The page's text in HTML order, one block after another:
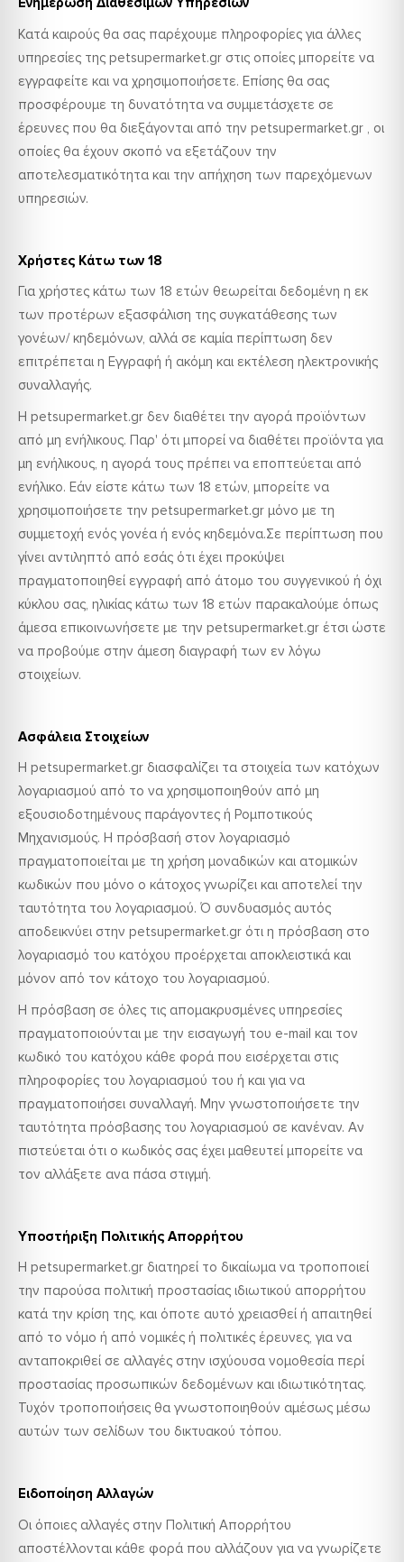
Κατά καιρούς θα σας παρέχουμε πληροφορίες για άλλες
υπηρεσίες της petsupermarket.gr στις οποίες μπορείτε να
εγγραφείτε και να χρησιμοποιήσετε. Επίσης θα σας
προσφέρουμε τη δυνατότητα να συμμετάσχετε σε
έρευνες που θα διεξάγονται από την petsupermarket.gr , οι
οποίες θα έχουν σκοπό να εξετάζουν την
αποτελεσματικότητα και την απήχηση των παρεχόμενων
υπηρεσιών.
Χρήστες Κάτω των 18
Για χρήστες κάτω των 18 ετών θεωρείται δεδομένη η εκ
των προτέρων εξασφάλιση της συγκατάθεσης των
γονέων/ κηδεμόνων, αλλά σε καμία περίπτωση δεν
επιτρέπεται η Εγγραφή ή ακόμη και εκτέλεση ηλεκτρονικής
συναλλαγής.
Η petsupermarket.gr δεν διαθέτει την αγορά προϊόντων
από μη ενήλικους. Παρ' ότι μπορεί να διαθέτει προϊόντα για
μη ενήλικους, η αγορά τους πρέπει να εποπτεύεται από
ενήλικο. Εάν είστε κάτω των 18 ετών, μπορείτε να
χρησιμοποιήσετε την petsupermarket.gr μόνο με τη
συμμετοχή ενός γονέα ή ενός κηδεμόνα.Σε περίπτωση που
γίνει αντιληπτό από εσάς ότι έχει προκύψει
πραγματοποιηθεί εγγραφή από άτομο του συγγενικού ή όχι
κύκλου σας, ηλικίας κάτω των 18 ετών παρακαλούμε όπως
άμεσα επικοινωνήσετε με την petsupermarket.gr έτσι ώστε
να προβούμε στην άμεση διαγραφή των εν λόγω
στοιχείων.
Ασφάλεια Στοιχείων
Η petsupermarket.gr διασφαλίζει τα στοιχεία των κατόχων
λογαριασμού από το να χρησιμοποιηθούν από μη
εξουσιοδοτημένους παράγοντες ή Ρομποτικούς
Μηχανισμούς. Η πρόσβασή στον λογαριασμό
πραγματοποιείται με τη χρήση μοναδικών και ατομικών
κωδικών που μόνο ο κάτοχος γνωρίζει και αποτελεί την
ταυτότητα του λογαριασμού. Ό συνδυασμός αυτός
αποδεικνύει στην petsupermarket.gr ότι η πρόσβαση στο
λογαριασμό του κατόχου προέρχεται αποκλειστικά και
μόνον από τον κάτοχο του λογαριασμού.
Η πρόσβαση σε όλες τις απομακρυσμένες υπηρεσίες
πραγματοποιούνται με την εισαγωγή του e-mail και τον
κωδικό του κατόχου κάθε φορά που εισέρχεται στις
πληροφορίες του λογαριασμού του ή και για να
πραγματοποιήσει συναλλαγή. Μην γνωστοποιήσετε την
ταυτότητα πρόσβασης του λογαριασμού σε κανέναν. Αν
πιστεύεται ότι ο κωδικός σας έχει μαθευτεί μπορείτε να
τον αλλάξετε ανα πάσα στιγμή.
Υποστήριξη Πολιτικής Απορρήτου
Η petsupermarket.gr διατηρεί το δικαίωμα να τροποποιεί
την παρούσα πολιτική προστασίας ιδιωτικού απορρήτου
κατά την κρίση της, και όποτε αυτό χρειασθεί ή απαιτηθεί
από το νόμο ή από νομικές ή πολιτικές έρευνες, για να
ανταποκριθεί σε αλλαγές στην ισχύουσα νομοθεσία περί
προστασίας προσωπικών δεδομένων και ιδιωτικότητας.
Τυχόν τροποποιήσεις θα γνωστοποιηθούν αμέσως μέσω
αυτών των σελίδων του δικτυακού τόπου.
Ειδοποίηση Αλλαγών
Οι όποιες αλλαγές στην Πολιτική Απορρήτου
αποστέλλονται κάθε φορά που αλλάζουν για να γνωρίζετε